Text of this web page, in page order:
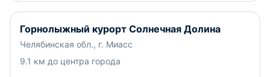
Горнолыжный курорт Солнечная Долина
Челябинская обл., г. Миасс
9.1 км до центра города